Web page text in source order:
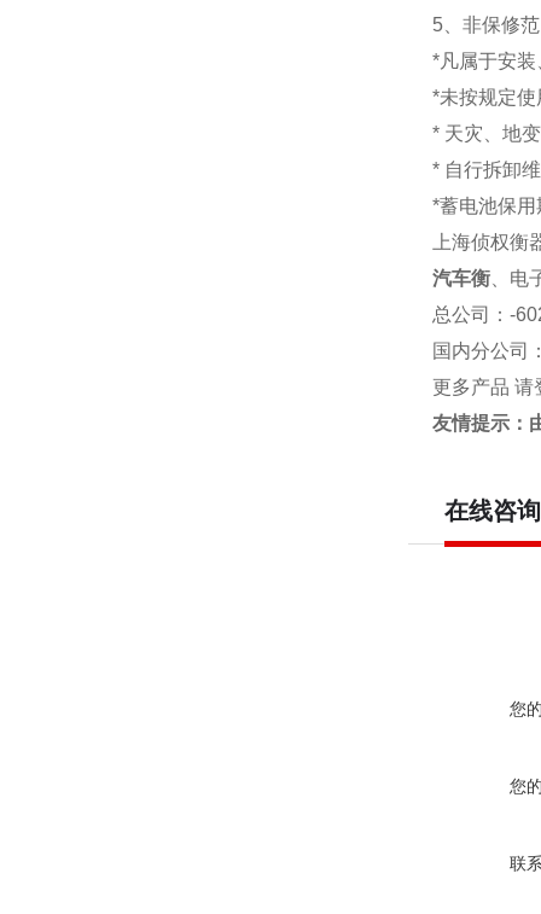
5、非保修
*凡属于安
*未按规定
* 天灾、地
* 自行拆卸
*蓄电池保用
上海侦权
汽车衡 、
总公司
：-
国内分公司
更多产品 请
友情提示：
在线咨询
您
您
联